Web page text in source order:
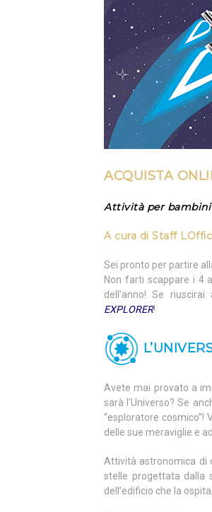
ACQUISTA
Attività per bambini
A cura di Staff
Sei pronto per partire
Non farti scappare i 4
dell’anno! Se
EXPLORER!
Avete mai provato a
sarà l’Universo? Se
“esploratore
delle sue meraviglie e
Attività astronomica di
stelle progettata dalla
dell’edificio che la ospita,